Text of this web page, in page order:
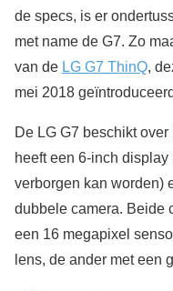
de specs, is er
met name de G7. Zo
van de LG G7 ThinQ,
mei 2018
De LG G7 beschikt
heeft een 6-inch
verborgen kan worden)
dubbele camera. Beide
een 16 megapixel
lens, de ander met een